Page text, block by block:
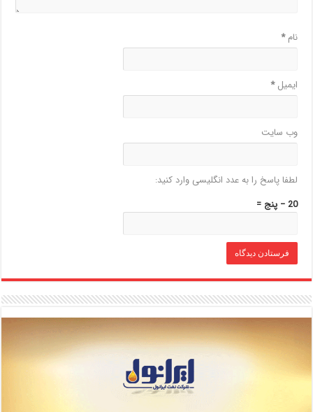
نام*
ایمیل*
وب‌ سایت
لطفا پاسخ را به عدد انگلیسی وارد کنید:
20 − پنج =